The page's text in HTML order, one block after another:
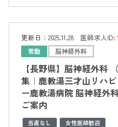
更新日： 2025.11.28 医師求人ID:
常勤 脳神経外科
【長野県】脳神経外科
集｜鹿教湯三才山リハ
ー鹿教湯病院 脳神経外
ご案内
当直なし 女性医師歓迎